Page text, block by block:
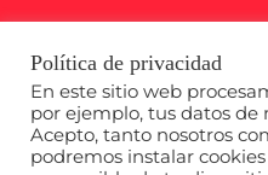
Calendario de Siembra
Descargables
Política de privacidad
En este sitio web
por ejemplo, tus datos de
Acepto, tanto nosotros
podremos instalar